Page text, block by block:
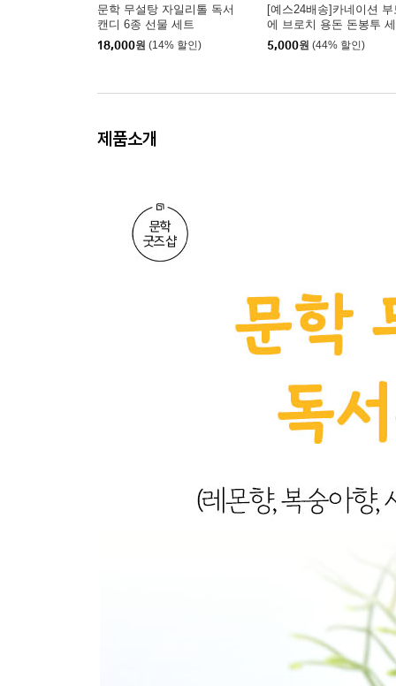
문학 무설탕 자일리톨 독서
캔디 6종 선물 세트
18,000원 (14% 할인)
[예스24배송]카네이션 부
에 브로치 용돈 돈봉투
레드
5,000원 (44% 할인)
제품소개